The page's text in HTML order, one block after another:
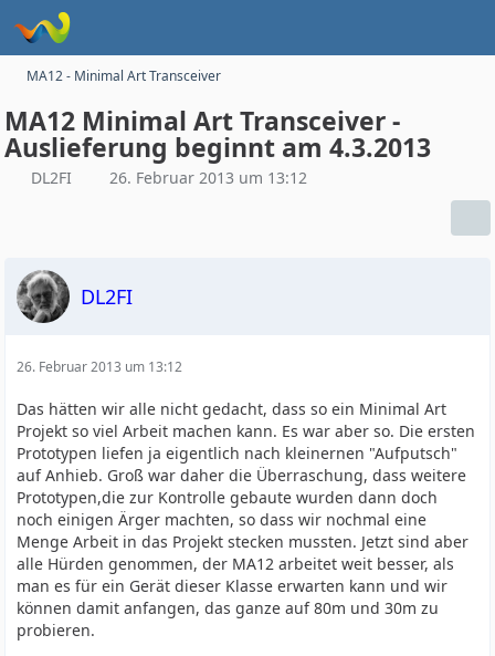
MA12 - Minimal Art Transceiver
MA12 Minimal Art Transceiver -
Auslieferung beginnt am 4.3.2013
DL2FI 26. Februar 2013 um 13:12
DL2FI
26. Februar 2013 um 13:12
Das hätten wir alle nicht gedacht, dass so ein Minimal Art
Projekt so viel Arbeit machen kann. Es war aber so. Die ersten
Prototypen liefen ja eigentlich nach kleinernen "Aufputsch"
auf Anhieb. Groß war daher die Überraschung, dass weitere
Prototypen,die zur Kontrolle gebaute wurden dann doch
noch einigen Ärger machten, so dass wir nochmal eine
Menge Arbeit in das Projekt stecken mussten. Jetzt sind aber
alle Hürden genommen, der MA12 arbeitet weit besser, als
man es für ein Gerät dieser Klasse erwarten kann und wir
können damit anfangen, das ganze auf 80m und 30m zu
probieren.